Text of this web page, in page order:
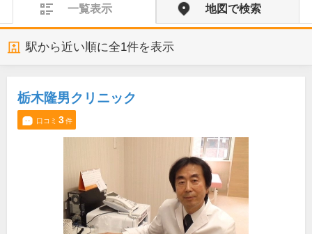
一覧表示 地図で検索
駅から近い順に全1件を表示
栃木隆男クリニック
口コミ 3件